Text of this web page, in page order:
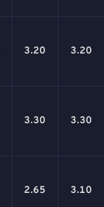
3.20 3.20
3.30 3.30
2.65 3.10